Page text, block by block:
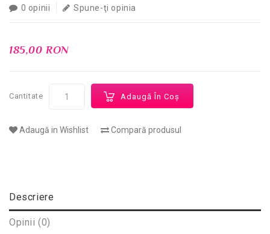
0 opinii Spune-ţi opinia
185,00 RON
Cantitate Adaugă În Coş
Adaugă in Wishlist Compară produsul
Descriere
Opinii (0)